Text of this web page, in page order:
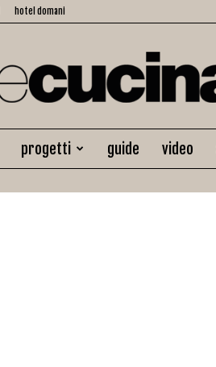
hotel domani
Ambiente
progetti guide video